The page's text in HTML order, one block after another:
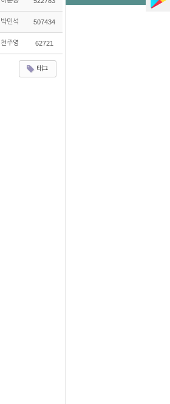
박민석 507434
천주영 62721
태그